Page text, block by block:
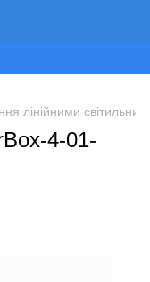
лінійними
4-01-